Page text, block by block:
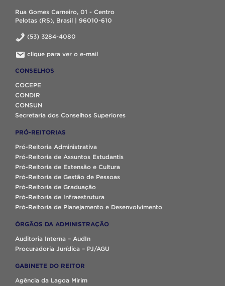
Rua Gomes Carneiro, 01 - Centro
Pelotas (RS), Brasil | 96010-610
(53) 3284-4080
clique para ver o e-mail
CONSELHOS
COCEPE
CONDIR
CONSUN
Secretaria dos Conselhos Superiores
PRÓ-REITORIAS
Pró-Reitoria Administrativa
Pró-Reitoria de Assuntos Estudantis
Pró-Reitoria de Extensão e Cultura
Pró-Reitoria de Gestão de Pessoas
Pró-Reitoria de Graduação
Pró-Reitoria de Infraestrutura
Pró-Reitoria de Planejamento e Desenvolvimento
ÓRGÃOS DA ADMINISTRAÇÃO
Auditoria Interna – AudIn
Procuradoria Jurídica – PJ/AGU
GABINETE DO REITOR
Agência da Lagoa Mirim